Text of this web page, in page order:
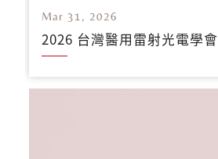
Mar 31, 2026
2026 台灣醫用雷射光電學會